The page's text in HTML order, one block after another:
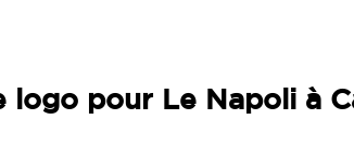
logo pour Le Napoli à